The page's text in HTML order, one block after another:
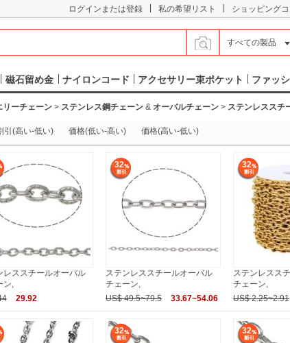
ログインまたは登録 私の希望リスト ショッピングコ
すべての製品
磁石留め金 ナイロンコード アクセサリー束ポケット ファッ
リーチェーン> ステンレス鋼チェーン& オーバルチェーン> ステンレススチ
引(高い-低い) 価格(低い-高い) 価格(高い-低い)
レススチールオーバル
,
29.92
32
ステンレススチールオーバル
チェーン,
US$ 49.5~79.5
33.67~54.06
32
ステンレスス
チェーン,
US$ 2.25~2.91
32 32